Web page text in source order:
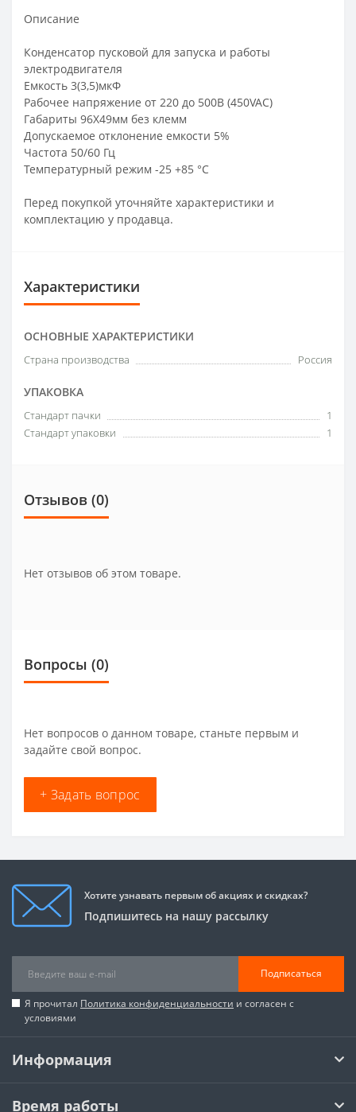
Описание
Конденсатор пусковой для запуска и работы
электродвигателя
Емкость 3(3,5)мкФ
Рабочее напряжение от 220 до 500В (450VAC)
Габариты 96Х49мм без клемм
Допускаемое отклонение емкости 5%
Частота 50/60 Гц
Температурный режим -25 +85 °С
Перед покупкой уточняйте характеристики и
комплектацию у продавца.
Характеристики
ОСНОВНЫЕ ХАРАКТЕРИСТИКИ
Страна производства Россия
УПАКОВКА
Стандарт пачки
1
Стандарт упаковки
1
Отзывов (0)
Нет отзывов об этом товаре.
Вопросы (0)
Нет вопросов о данном товаре, станьте первым и
задайте свой вопрос.
+ Задать вопрос
Хотите узнавать первым об акциях и скидках?
Подпишитесь на нашу рассылку
Подписаться
Я прочитал Политика конфиденциальности и согласен с
условиями
Информация
Время работы